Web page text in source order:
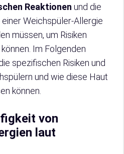
Reaktionen und die
einer Weichspüler-Allergie
müssen, um Risiken
Im Folgenden
spezifischen Risiken und
und wie diese Haut
können.
von
laut